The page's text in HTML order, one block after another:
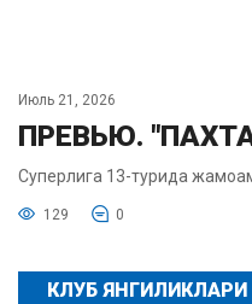
Июль 21, 2026
ПРЕВЬЮ.
Суперлига 13-турида
129 0
КЛУБ ЯНГИЛИКЛАРИ